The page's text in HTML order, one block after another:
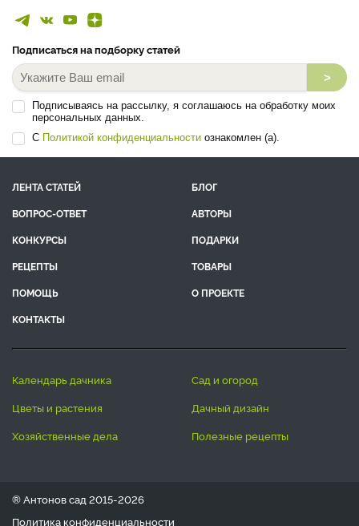
Подписаться на подборку статей
>
Подписываясь на рассылку, я соглашаюсь на обработку моих
персональных данных.
С Политикой конфиденциальности ознакомлен (а).
ЛЕНТА СТАТЕЙ
БЛОГ
ВОПРОС-ОТВЕТ
АВТОРЫ
КОНКУРСЫ
ПОДАРКИ
РЕЦЕПТЫ
ТОВАРЫ
ПОМОЩЬ
О ПРОЕКТЕ
КОНТАКТЫ
календарь дачника
сад и огород
цветы и растения
дачный дизайн
хозяйственные дела
полезные рецепты
® Антонов сад 2015-2026
Политика конфиденциальности